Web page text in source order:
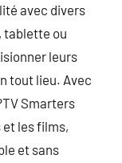
avec divers
tablette ou
leurs
tout lieu. Avec
Smarters
les films,
et sans